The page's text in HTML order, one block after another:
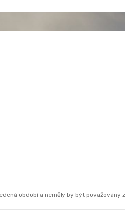
období a neměly by být považovány